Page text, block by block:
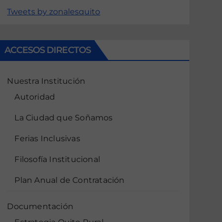
Tweets by zonalesquito
ACCESOS DIRECTOS
Nuestra Institución
Autoridad
La Ciudad que Soñamos
Ferias Inclusivas
Filosofía Institucional
Plan Anual de Contratación
Documentación